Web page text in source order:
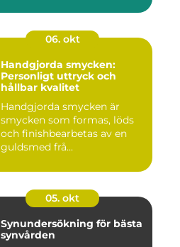
06. okt
Handgjorda smycken:
Personligt uttryck och
hållbar kvalitet
Handgjorda smycken är
smycken som formas, löds
och finishbearbetas av en
guldsmed frå...
05. okt
Synundersökning för bästa
synvården